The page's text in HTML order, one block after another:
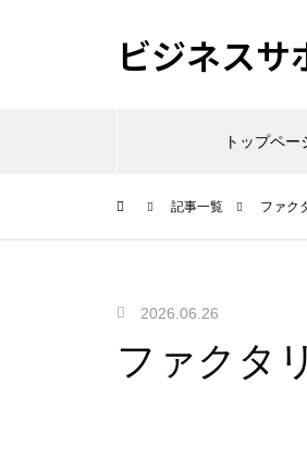
ビジネスサ
トップペー
記事一覧 ファク
2026.06.26
ファクタ